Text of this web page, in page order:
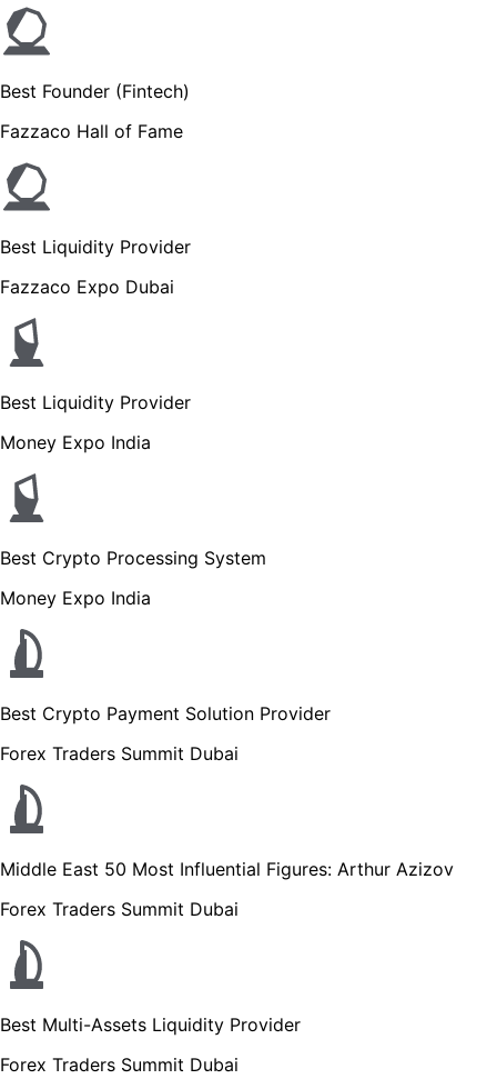
Best Founder (Fintech)
Fazzaco Hall of Fame
Best Liquidity Provider
Fazzaco Expo Dubai
Best Liquidity Provider
Money Expo India
Best Crypto Processing System
Money Expo India
Best Crypto Payment Solution Provider
Forex Traders Summit Dubai
Middle East 50 Most Influential Figures: Arthur Azizov
Forex Traders Summit Dubai
Best Multi-Assets Liquidity Provider
Forex Traders Summit Dubai